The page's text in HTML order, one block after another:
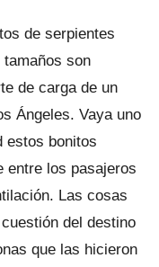
de serpientes
son
de carga de un
Ángeles. Vaya uno
estos bonitos
entre los pasajeros
Las cosas
del destino
que las hicieron